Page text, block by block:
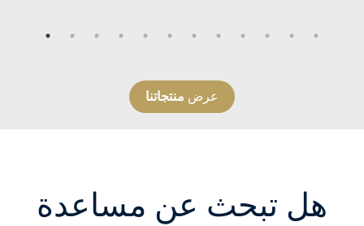
عرض منتجاتنا
هل تبحث عن مساعدة